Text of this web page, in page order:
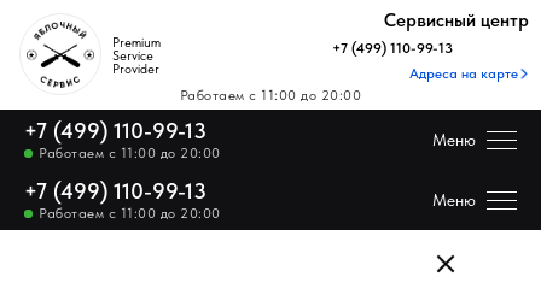
+7 (499) 110-99-13
Работаем с 11:00 до 20:00
Сервисный центр
Адреса на карте
Premium
Service
Provider
Цены на ремонт
Купить технику Apple
+7 (499) 110-99-13
Работаем с 11:00 до 20:00
Меню
+7 (499) 110-99-13
Работаем с 11:00 до 20:00
Меню